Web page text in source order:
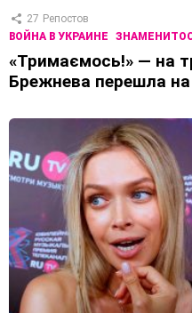
27 Репостов
ВОЙНА В УКРАИНЕ
«Тримаємось!» — на
Брежнева перешла